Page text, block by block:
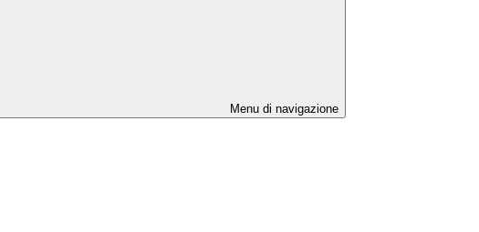
Menu di navigazione